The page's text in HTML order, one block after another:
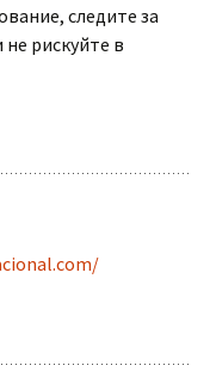
следите за
рискуйте в